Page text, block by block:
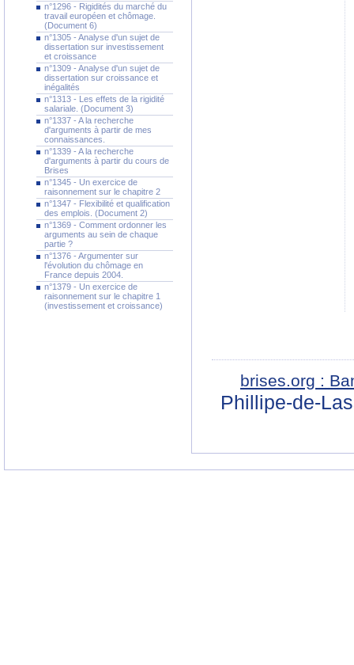
n°1296 - Rigidités du marché du
travail européen et chômage.
(Document 6)
n°1305 - Analyse d'un sujet de
dissertation sur investissement
et croissance
n°1309 - Analyse d'un sujet de
dissertation sur croissance et
inégalités
n°1313 - Les effets de la rigidité
salariale. (Document 3)
n°1337 - A la recherche
d'arguments à partir de mes
connaissances.
n°1339 - A la recherche
d'arguments à partir du cours de
Brises
n°1345 - Un exercice de
raisonnement sur le chapitre 2
n°1347 - Flexibilité et qualification
des emplois. (Document 2)
n°1369 - Comment ordonner les
arguments au sein de chaque
partie ?
n°1376 - Argumenter sur
l'évolution du chômage en
France depuis 2004.
n°1379 - Un exercice de
raisonnement sur le chapitre 1
(investissement et croissance)
brises.org :
Phillipe-de-